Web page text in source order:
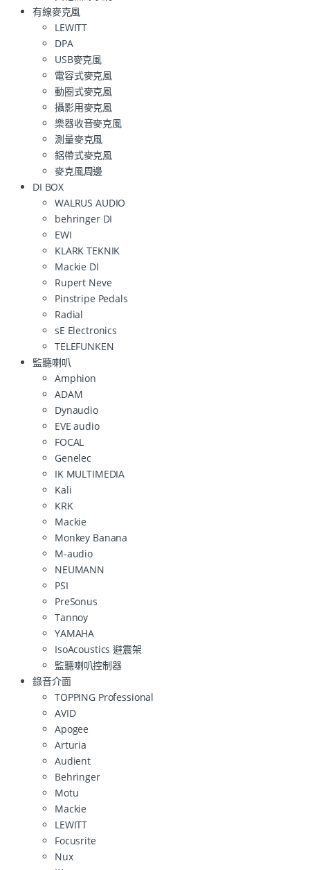
有線麥克風
LEWITT
DPA
USB麥克風
電容式麥克風
動圈式麥克風
攝影用麥克風
樂器收音麥克風
測量麥克風
鋁帶式麥克風
麥克風周邊
DI BOX
WALRUS AUDIO
behringer DI
EWI
KLARK TEKNIK
Mackie DI
Rupert Neve
Pinstripe Pedals
Radial
sE Electronics
TELEFUNKEN
監聽喇叭
Amphion
ADAM
Dynaudio
EVE audio
FOCAL
Genelec
IK MULTIMEDIA
Kali
KRK
Mackie
Monkey Banana
M-audio
NEUMANN
PSI
PreSonus
Tannoy
YAMAHA
IsoAcoustics 避震架
監聽喇叭控制器
錄音介面
TOPPING Professional
AVID
Apogee
Arturia
Audient
Behringer
Motu
Mackie
LEWITT
Focusrite
Nux